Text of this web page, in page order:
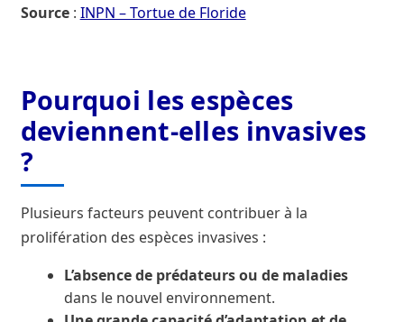
Source: INPN – Tortue de Floride
Pourquoi les espèces
deviennent-elles invasives
?
Plusieurs facteurs peuvent contribuer à la
prolifération des espèces invasives :
L’absence de prédateurs ou de maladies
dans le nouvel environnement.